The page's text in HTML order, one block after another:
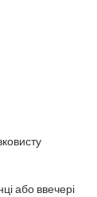
або ввечері